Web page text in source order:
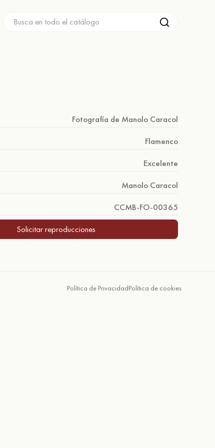
Fotografía de Manolo Caracol
Flamenco
Excelente
Manolo Caracol
CCMB-FO-00365
Solicitar reproducciones
Política de PrivacidadPolítica de cookies